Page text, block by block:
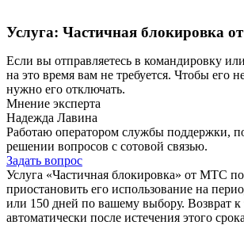
Услуга: Частичная блокировка
Если вы отправляетесь в командировку
на это время вам не требуется. Чтобы его
нужно его отключать.
Мнение эксперта
Надежда Лавина
Работаю оператором службы поддержки,
решении вопросов с сотовой связью.
Задать вопрос
Услуга «Частичная блокировка» от МТС
приостановить его использование на
или 150 дней по вашему выбору. Возврат к
автоматически после истечения этого